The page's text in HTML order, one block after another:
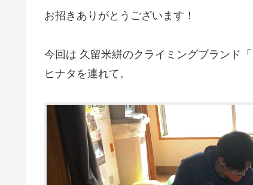
お招きありがとうございます！
今回は 久留米絣のクライミングブランド
ヒナタを連れて。